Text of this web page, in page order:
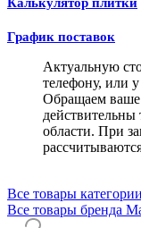
График поставок
Актуальную
телефону, или
Обращаем
действительны
области. При
Все товары категории
Все товары бренда